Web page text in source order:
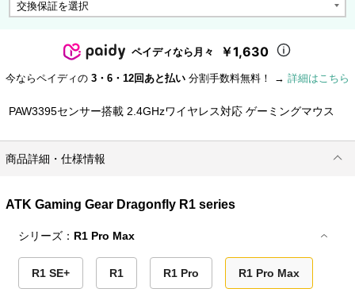
ペイディなら月々 ￥1,630
今ならペイディの 3・6・12回あと払い 分割手数料無料！ → 詳細はこちら
PAW3395センサー搭載 2.4GHzワイヤレス対応 ゲーミングマウス
商品詳細・仕様情報
ATK Gaming Gear Dragonfly R1 series
シリーズ： R1 Pro Max
R1 SE+ R1 R1 Pro R1 Pro Max